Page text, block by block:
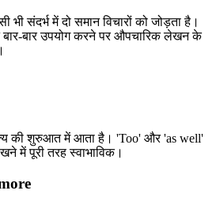
संदर्भ में दो समान विचारों को जोड़ता है।
बार उपयोग करने पर औपचारिक लेखन के
की शुरुआत में आता है। 'Too' और 'as well'
में पूरी तरह स्वाभाविक।